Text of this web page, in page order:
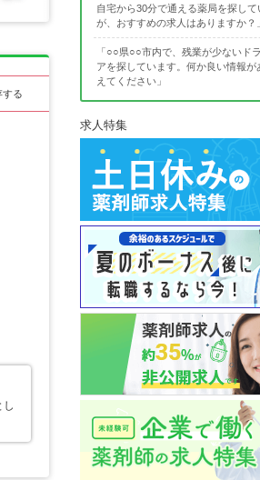
する
自宅から30分で通える薬局を探して
が、おすすめの求人はありますか？」
「○○県○○市内で、残業が少ないド
アを探しています。何か良い情報が
えてください」
求人特集